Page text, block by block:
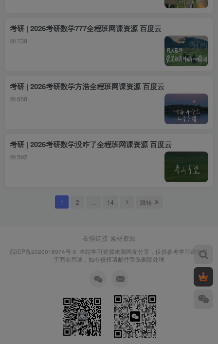
考研 | 2026考研数学777全程班网课资源 百度云
739
考研 | 2026考研数学方浩全程班网课资源 百度云
658
考研 | 2026考研数学没咋了全程班网课资源 百度云
592
1 2 14 跳转
友情链接 素材资源
皖ICP备2020018974号-5 本站学习资源来源网友分享，仅供参考学习请勿用
于商业用途，如有侵权请邮件联系删除处理